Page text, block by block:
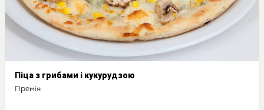
Піца з грибами і кукурудзою
Премія